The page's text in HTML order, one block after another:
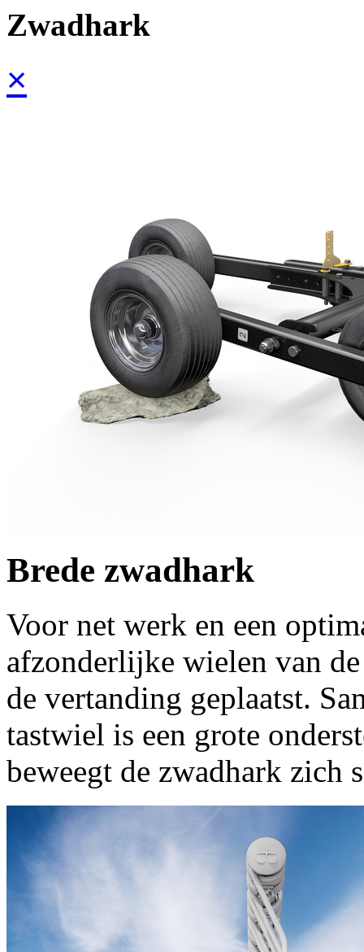
Zwadhark
×
Brede zwadhark
Voor net werk en een
afzonderlijke wielen van
de vertanding geplaatst.
tastwiel is een grote
beweegt de zwadhark zich